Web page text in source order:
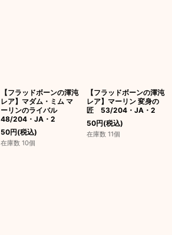
【フラッドボーンの渾沌
レア】マダム・ミム マ
ーリンのライバル
48/204・JA・2
50円(税込)
在庫数 10個
【フラッドボーンの渾沌
レア】マーリン 変身の
匠 53/204・JA・2
50円(税込)
在庫数 11個